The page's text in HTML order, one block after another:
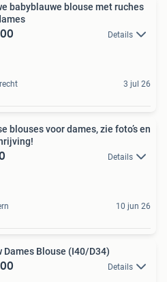
babyblauwe blouse met ruches
Details
3 jul 26
blouses voor dames, zie foto’s en
Details
10 jun 26
Dames Blouse (I40/D34)
Details